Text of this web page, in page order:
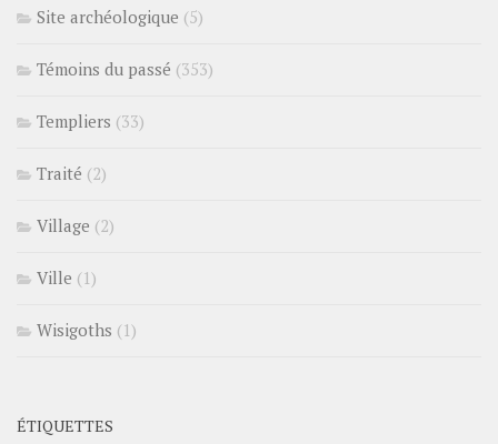
Site archéologique (5)
Témoins du passé (353)
Templiers (33)
Traité (2)
Village (2)
Ville (1)
Wisigoths (1)
ÉTIQUETTES